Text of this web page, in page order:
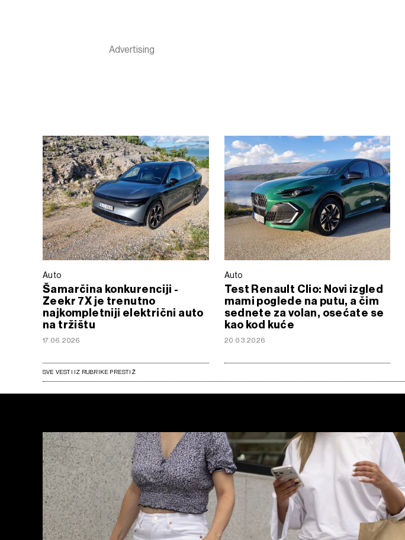
Auto
Šamarčina konkurenciji -
Zeekr 7X je trenutno
najkompletniji električni auto
na tržištu
17.06.2026
Auto
Test Renault Clio: Novi izgled
mami poglede na putu, a čim
sednete za volan, osećate se
kao kod kuće
20.03.2026
SVE VESTI IZ RUBRIKE PRESTIŽ